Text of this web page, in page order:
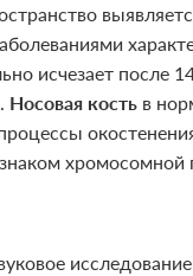
исчезает после
Носовая кость в
хромосомной